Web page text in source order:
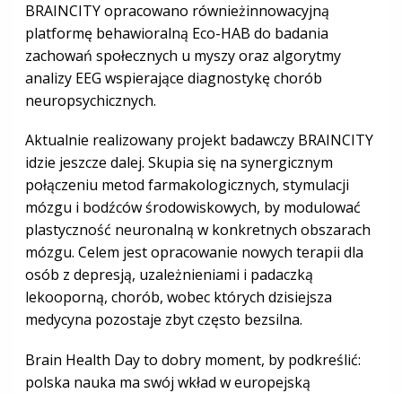
BRAINCITY opracowano równieżinnowacyjną
platformę behawioralną Eco-HAB do badania
zachowań społecznych u myszy oraz algorytmy
analizy EEG wspierające diagnostykę chorób
neuropsychicznych.
Aktualnie realizowany projekt badawczy BRAINCITY
idzie jeszcze dalej. Skupia się na synergicznym
połączeniu metod farmakologicznych, stymulacji
mózgu i bodźców środowiskowych, by modulować
plastyczność neuronalną w konkretnych obszarach
mózgu. Celem jest opracowanie nowych terapii dla
osób z depresją, uzależnieniami i padaczką
lekooporną, chorób, wobec których dzisiejsza
medycyna pozostaje zbyt często bezsilna.
Brain Health Day to dobry moment, by podkreślić:
polska nauka ma swój wkład w europejską